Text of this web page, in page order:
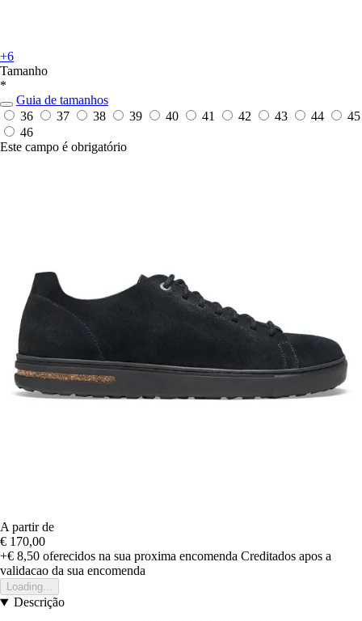
+6
Tamanho
*
Guia de tamanhos
36
37 38 39 40 41 42 43 44
45
46
Este campo é obrigatório
A partir de
€ 170,00
+€ 8,50 oferecidos na sua proxima encomenda Creditados apos a
validacao da sua encomenda
Loading...
Descrição